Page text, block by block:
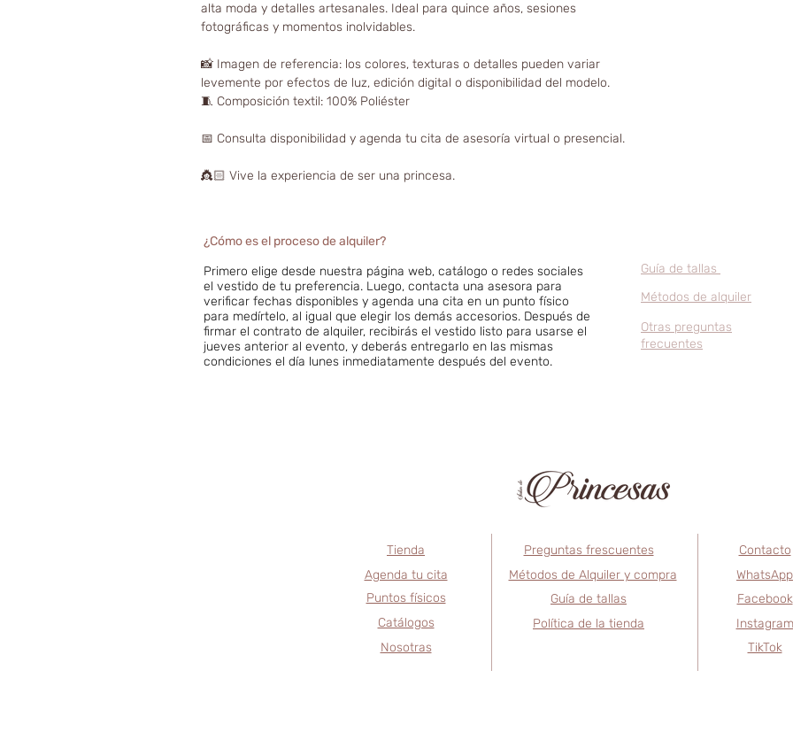
alta moda y detalles artesanales. Ideal para quince años, sesiones
fotográficas y momentos inolvidables.
📸 Imagen de referencia: los colores, texturas o detalles pueden variar
levemente por efectos de luz, edición digital o disponibilidad del modelo.
🧵 Composición textil: 100% Poliéster
📅 Consulta disponibilidad y agenda tu cita de asesoría virtual o presencial.
👸🏻 Vive la experiencia de ser una princesa.
¿Cómo es el proceso de alquiler?
Primero elige desde nuestra página web, catálogo o redes sociales
el vestido de tu preferencia. Luego, contacta una asesora para
verificar fechas disponibles y agenda una cita en un punto físico
para medírtelo, al igual que elegir los demás accesorios. Después de
firmar el contrato de alquiler, recibirás el vestido listo para usarse el
jueves anterior al evento, y deberás entregarlo en las mismas
condiciones el día lunes inmediatamente después del evento.
Guía de tallas
Métodos de alquiler
Otras preguntas
frecuentes
Tienda Preguntas frescuentes
Contacto
Agenda tu cita
Métodos de Alquiler y compra
WhatsApp
Puntos físicos
Guía de tallas
Facebook
Catálogos
Nosotras
Política de la tienda
Instagram
TikTok